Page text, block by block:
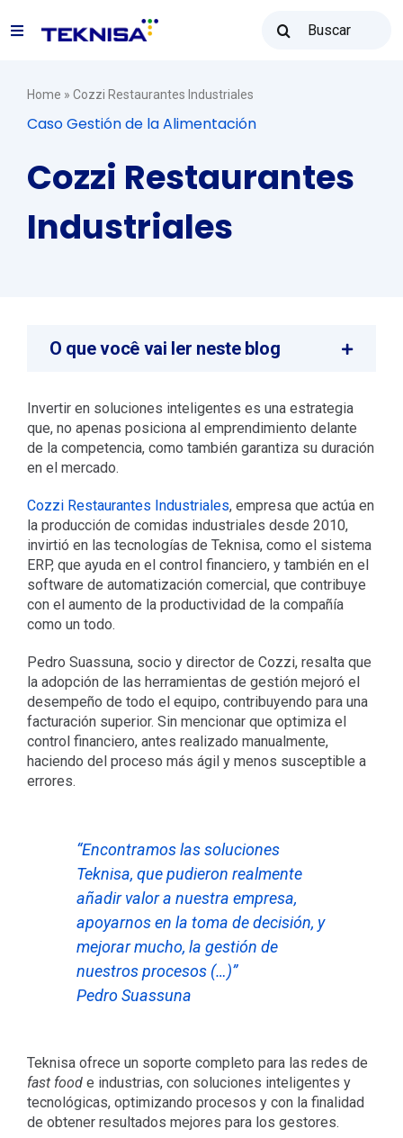
para
resultados
Toggle
Soluções
Teknisa Revenda
Recursos
Contato
Home » Cozzi Restaurantes Industriales
Caso Gestión de la Alimentación
Cozzi Restaurantes
Industriales
Invertir en soluciones inteligentes es una estrategia
que, no apenas posiciona al emprendimiento delante
de la competencia, como también garantiza su duración
en el mercado.
Cozzi Restaurantes Industriales, empresa que actúa en
la producción de comidas industriales desde 2010,
invirtió en las tecnologías de Teknisa, como el sistema
ERP, que ayuda en el control financiero, y también en el
software de automatización comercial, que contribuye
con el aumento de la productividad de la compañía
como un todo.
Pedro Suassuna, socio y director de Cozzi, resalta que
la adopción de las herramientas de gestión mejoró el
desempeño de todo el equipo, contribuyendo para una
facturación superior. Sin mencionar que optimiza el
control financiero, antes realizado manualmente,
haciendo del proceso más ágil y menos susceptible a
errores.
“Encontramos las soluciones
Teknisa, que pudieron realmente
añadir valor a nuestra empresa,
apoyarnos en la toma de decisión, y
mejorar mucho, la gestión de
nuestros procesos (…)”
Pedro Suassuna
Teknisa ofrece un soporte completo para las redes de
fast foode industrias, con soluciones inteligentes y
tecnológicas, optimizando procesos y con la finalidad
de obtener resultados mejores para los gestores.
O que você vai ler neste blog